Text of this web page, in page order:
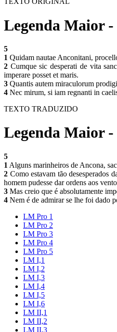
Legenda Maior
5
1 Quidam nautae Anconitani,
2 Cumque sic desperati de vita
imperare posset et maris.
3 Quantis autem miraculorum
4 Nec mirum, si iam regnanti in
TEXTO TRADUZIDO
Legenda Maior
5
1 Alguns marinheiros de Ancona,
2 Como estavam tão desesperados
homem pudesse dar ordens aos
3 Mas creio que é absolutamente
4 Nem é de admirar se lhe foi dado
LM Pro 1
LM Pro 2
LM Pro 3
LM Pro 4
LM Pro 5
LM I,1
LM I,2
LM I,3
LM I,4
LM I,5
LM I,6
LM II,1
LM II,2
LM II,3